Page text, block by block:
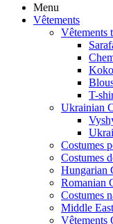
Menu
Vêtements
Vêtements
T-
Ukrainian
Costumes
Costumes
Hungarian
Romanian
Costumes
Middle
Vêtements